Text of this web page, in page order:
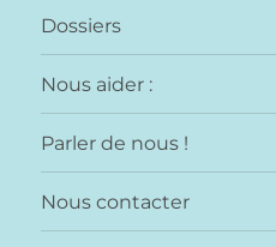
Dossiers
Nous aider :
Parler de nous !
Nous contacter